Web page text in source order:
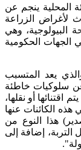
المحلية ينجم عن
لأغراض الزراعة
البيولوجية، وهي
الجهات الحكومية
يعد المتسبب
عن سلوكيات خاطئة
أو نقلها،
الكائنات عنها
هذا النوع من
التربة، إضافة إلى